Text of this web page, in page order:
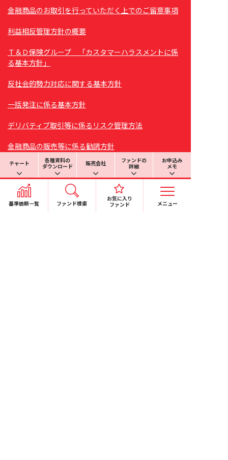
チャート
各種資料の
ダウンロード
販売会社
ファンドの
詳細
お申込み
メモ
基準価額一覧 ファンド検索
お気に入り
ファンド
メニュー
金融商品のお取引を行っていただく上でのご留意事項
利益相反管理方針の概要
Ｔ＆Ｄ保険グループ 「カスタマーハラスメントに係
る基本方針」
反社会的勢力対応に関する基本方針
一括発注に係る基本方針
デリバティブ取引等に係るリスク管理方法
金融商品の販売等に係る勧誘方針
苦情処理措置および紛争解決措置について
基準価額の計算過誤等が一定の基準値を超える場合に
おける対応方針（マテリアリティポリシー）